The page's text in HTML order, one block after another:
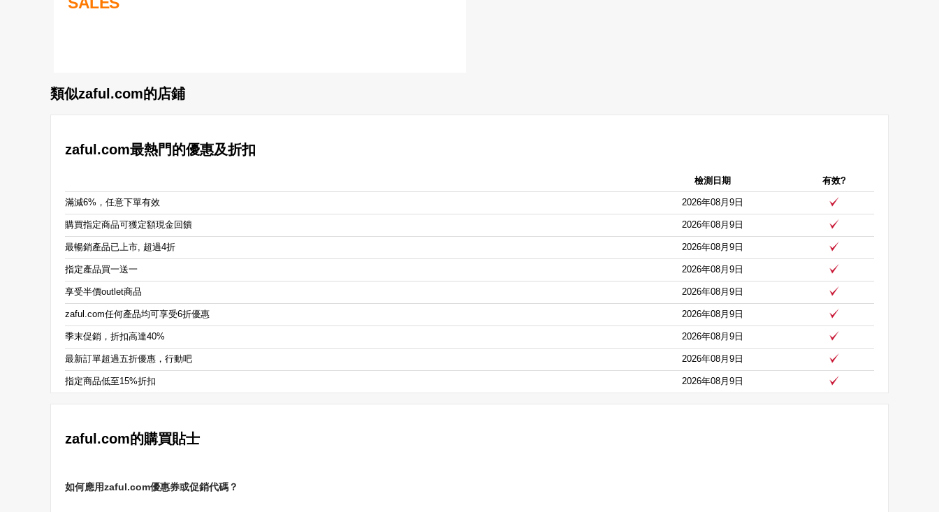
類似zaful.com的店鋪
zaful.com最熱門的優惠及折扣
檢測日期 有效?
滿減6%，任意下單有效 2026年08月9日
購買指定商品可獲定額現金回饋 2026年08月9日
最暢銷產品已上市, 超過4折 2026年08月9日
指定產品買一送一 2026年08月9日
享受半價outlet商品 2026年08月9日
zaful.com任何產品均可享受6折優惠 2026年08月9日
季末促銷，折扣高達40% 2026年08月9日
最新訂單超過五折優惠，行動吧 2026年08月9日
指定商品低至15%折扣 2026年08月9日
zaful.com的購買貼士
如何應用zaful.com優惠券或促銷代碼？